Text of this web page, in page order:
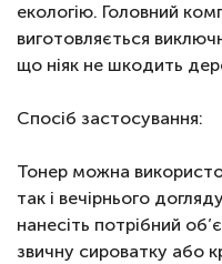
екологію. Головний
виготовляється
що ніяк не шкодить
Спосіб застосування:
Тонер можна
так і вечірнього
нанесіть потрібний
звичну сироватку або